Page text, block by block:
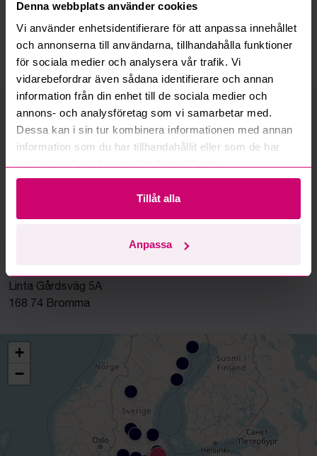
Denna webbplats använder cookies
Vi använder enhetsidentifierare för att anpassa innehållet
och annonserna till användarna, tillhandahålla funktioner
för sociala medier och analysera vår trafik. Vi
vidarebefordrar även sådana identifierare och annan
information från din enhet till de sociala medier och
annons- och analysföretag som vi samarbetar med.
Dessa kan i sin tur kombinera informationen med annan
information som du har tillhandahållit eller som de har
Tillåt alla
Anpassa
Vi finns där du finns
Vi har kontor, servicecenter och uppställningsplatser i hela
dig.
Bromma (Huvudkontor)
Linta Gårdsväg 5A
168 74 Bromma
+
−